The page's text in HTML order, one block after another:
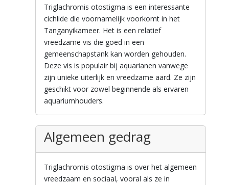
Triglachromis otostigma is een interessante
cichlide die voornamelijk voorkomt in het
Tanganyikameer. Het is een relatief
vreedzame vis die goed in een
gemeenschapstank kan worden gehouden.
Deze vis is populair bij aquarianen vanwege
zijn unieke uiterlijk en vreedzame aard. Ze zijn
geschikt voor zowel beginnende als ervaren
aquariumhouders.
Algemeen gedrag
Triglachromis otostigma is over het algemeen
vreedzaam en sociaal, vooral als ze in